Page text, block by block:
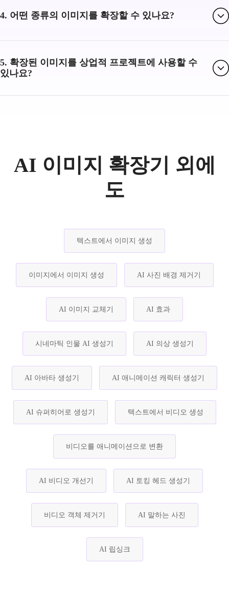
4. 어떤 종류의 이미지를 확장할 수 있나요?
5. 확장된 이미지를 상업적 프로젝트에 사용할 수
있나요?
AI 이미지 확장기 외에
도
텍스트에서 이미지 생성
이미지에서 이미지 생성 AI 사진 배경 제거기
AI 이미지 교체기 AI 효과
시네마틱 인물 AI 생성기 AI 의상 생성기
AI 아바타 생성기 AI 애니메이션 캐릭터 생성기
AI 슈퍼히어로 생성기 텍스트에서 비디오 생성
비디오를 애니메이션으로 변환
AI 비디오 개선기 AI 토킹 헤드 생성기
비디오 객체 제거기 AI 말하는 사진
AI 립싱크